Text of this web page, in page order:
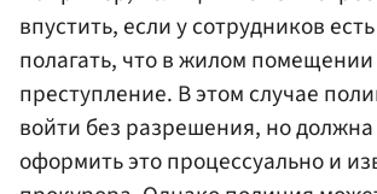
впустить, если у сотрудников
полагать, что в жилом
преступление. В этом случае
войти без разрешения, но
оформить это процессуально и